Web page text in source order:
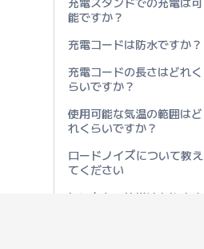
能ですか？
充電コードは防水ですか？
充電コードの長さはどれく
らいですか？
使用可能な気温の範囲はど
れくらいですか？
ロードノイズについて教え
てください
レンタカー仕様はあります